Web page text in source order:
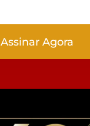
Assinar Agora